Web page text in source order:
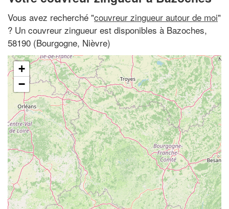
Vous avez recherché "couvreur zingueur autour de moi"
? Un couvreur zingueur est disponibles à Bazoches,
58190 (Bourgogne, Nièvre)
+
−